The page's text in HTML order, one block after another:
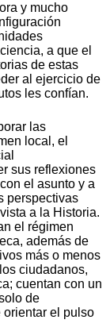
y mucho
a que el
de estas
al ejercicio de
les confían.
las
local, el
sus reflexiones
el asunto y a
perspectivas
a la Historia.
el régimen
además de
más o menos
ciudadanos,
cuentan con un
de
orientar el pulso